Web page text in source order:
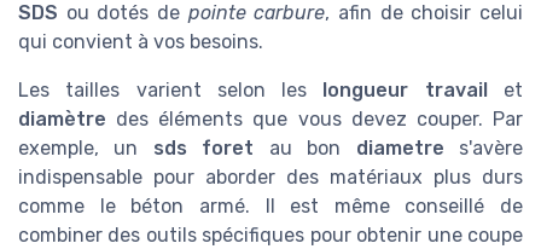
SDS ou dotés de pointe carbure, afin de choisir celui
qui convient à vos besoins.
Les tailles varient selon les longueur travail
et
diamètre des éléments que vous devez couper. Par
exemple, un sds foret au bon diametre s'avère
indispensable pour aborder des matériaux plus durs
comme le béton armé. Il est même conseillé de
combiner des outils spécifiques pour obtenir une coupe